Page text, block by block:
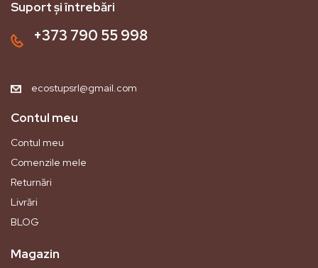
Suport și întrebări
+373 790 55 998
ecostupsrl@gmail.com
Contul meu
Contul meu
Comenzile mele
Returnări
Livrări
BLOG
Magazin